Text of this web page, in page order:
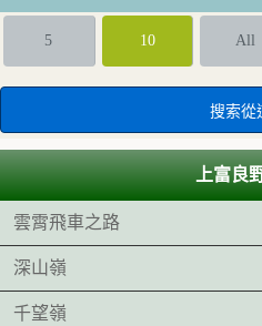
5 10 All
上富良
雲霄飛車之路
深山嶺
千望嶺